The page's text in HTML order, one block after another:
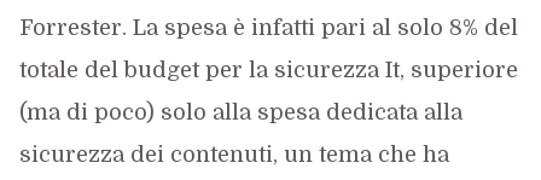
Forrester. La spesa è infatti pari al solo 8% del
totale del budget per la sicurezza It, superiore
(ma di poco) solo alla spesa dedicata alla
sicurezza dei contenuti, un tema che ha